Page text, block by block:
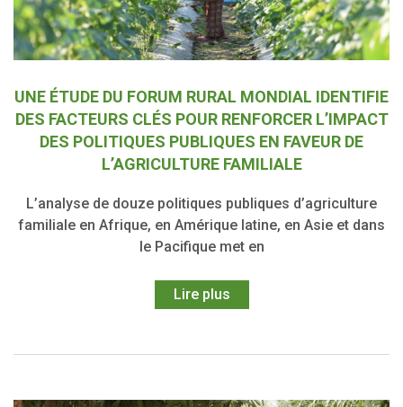
UNE ÉTUDE DU FORUM RURAL MONDIAL IDENTIFIE
DES FACTEURS CLÉS POUR RENFORCER L’IMPACT
DES POLITIQUES PUBLIQUES EN FAVEUR DE
L’AGRICULTURE FAMILIALE
L’analyse de douze politiques publiques d’agriculture
familiale en Afrique, en Amérique latine, en Asie et dans
le Pacifique met en
Lire plus